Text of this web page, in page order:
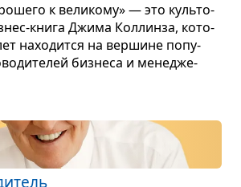
к вели­кому» — это куль­то­
книга Джима Кол­линза, кото­
нахо­дится на вер­шине попу­
биз­неса и мене­дже­